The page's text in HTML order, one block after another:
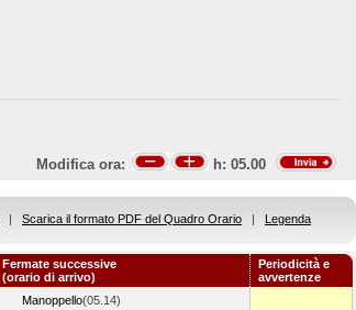
Modifica ora: h: 05.00
| Scarica il formato PDF del Quadro Orario | Legenda
Fermate successive
(orario di arrivo)
Periodicità e
avvertenze
Manoppello(05.14)